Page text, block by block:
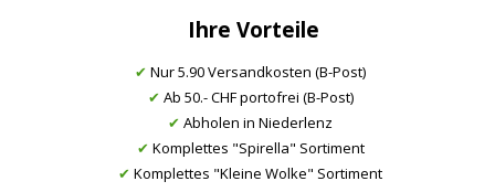
Ihre Vorteile
✔ Nur 5.90 Versandkosten (B-Post)
✔ Ab 50.- CHF portofrei (B-Post)
✔ Abholen in Niederlenz
✔ Komplettes "Spirella" Sortiment
✔ Komplettes "Kleine Wolke" Sortiment